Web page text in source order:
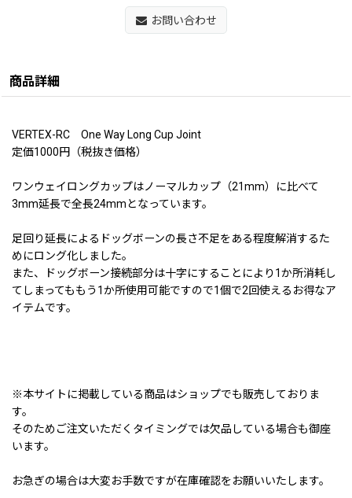
お問い合わせ
商品詳細
VERTEX-RC One Way Long Cup Joint
定価1000円（税抜き価格）
ワンウェイロングカップはノーマルカップ（21mm）に比べて
3mm延長で全長24mmとなっています。
足回り延長によるドッグボーンの長さ不足をある程度解消するた
めにロング化しました。
また、ドッグボーン接続部分は十字にすることにより1か所消耗し
てしまってももう1か所使用可能ですので1個で2回使えるお得なア
イテムです。
※本サイトに掲載している商品はショップでも販売しておりま
す。
そのためご注文いただくタイミングでは欠品している場合も御座
います。
お急ぎの場合は大変お手数ですが在庫確認をお願いいたします。